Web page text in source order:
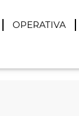
OPERATIVA